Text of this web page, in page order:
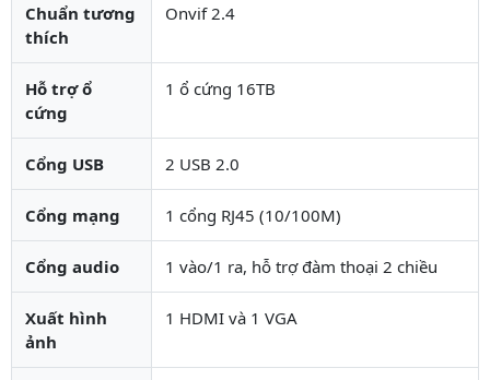
Chuẩn tương
thích
Onvif 2.4
Hỗ trợ ổ
cứng
1 ổ cứng 16TB
Cổng USB 2 USB 2.0
Cổng mạng 1 cổng RJ45 (10/100M)
Cổng audio 1 vào/1 ra, hỗ trợ đàm thoại 2 chiều
Xuất hình
ảnh
1 HDMI và 1 VGA